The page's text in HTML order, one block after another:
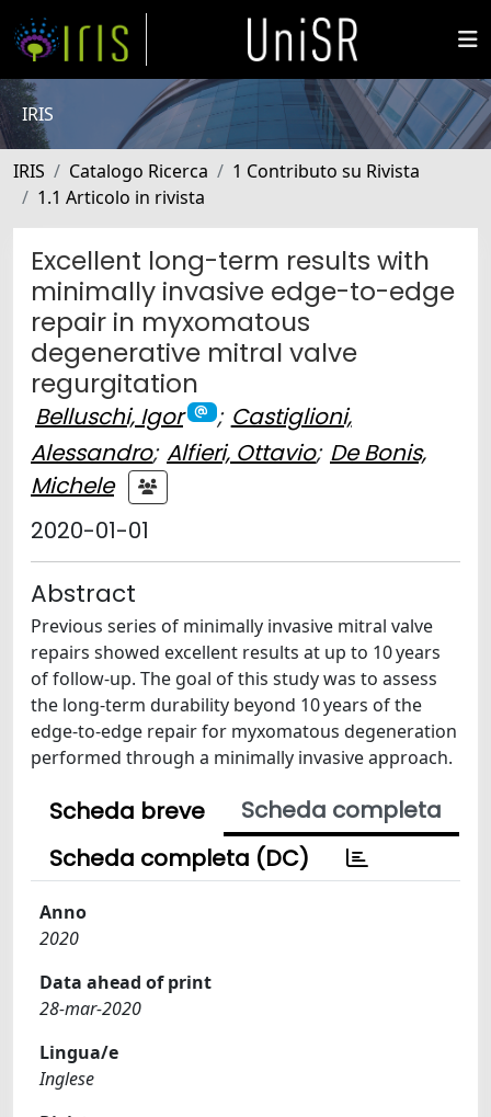
IRIS
IRIS Catalogo Ricerca
1 Contributo su Rivista
1.1 Articolo in rivista
Excellent long-term results with
minimally invasive edge-to-edge
repair in myxomatous
degenerative mitral valve
regurgitation
Belluschi, Igor ; Castiglioni,
Alessandro; Alfieri, Ottavio; De Bonis,
Michele
2020-01-01
Abstract
Previous series of minimally invasive mitral valve
repairs showed excellent results at up to 10 years
of follow-up. The goal of this study was to assess
the long-term durability beyond 10 years of the
edge-to-edge repair for myxomatous degeneration
performed through a minimally invasive approach.
Scheda breve
Scheda completa
Scheda completa (DC)
Anno
2020
Data ahead of print
28-mar-2020
Lingua/e
Inglese